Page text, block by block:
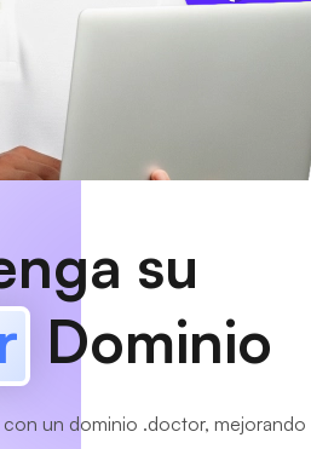
su
Dominio
un dominio .doctor, mejorando